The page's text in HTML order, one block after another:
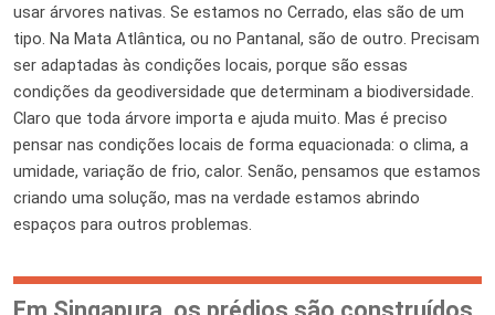
usar árvores nativas. Se estamos no Cerrado, elas são de um
tipo. Na Mata Atlântica, ou no Pantanal, são de outro. Precisam
ser adaptadas às condições locais, porque são essas
condições da geodiversidade que determinam a biodiversidade.
Claro que toda árvore importa e ajuda muito. Mas é preciso
pensar nas condições locais de forma equacionada: o clima, a
umidade, variação de frio, calor. Senão, pensamos que estamos
criando uma solução, mas na verdade estamos abrindo
espaços para outros problemas.